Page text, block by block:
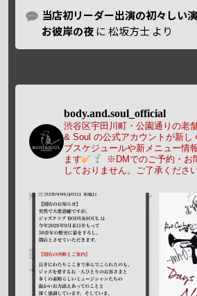
当店初リーダー出演の初々しい
お彼岸の夜 に松坂方士 より
body.and.soul_official
渋谷区宇田川町・公園通りの老
& Soul の公式アカウントが新し
ブスケジュールや新メニュー情
ます
※DMでのご予約・お
しておりません。ご了承くださ